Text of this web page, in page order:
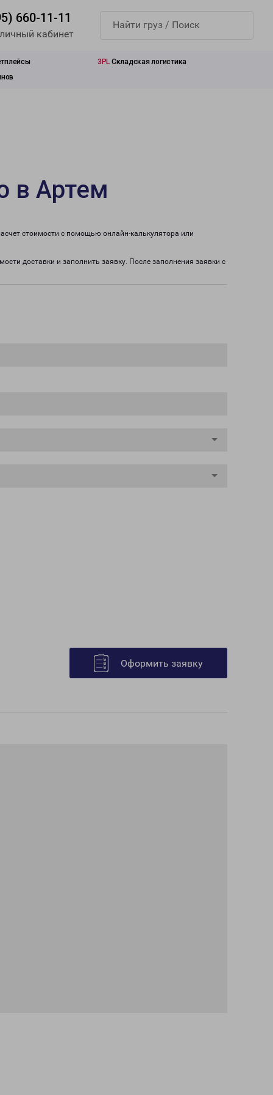
660-11-11
кабинет
3PL Складская логистика
в Артем
стоимости с помощью онлайн-калькулятора или
доставки и заполнить заявку. После заполнения заявки с
Оформить заявку